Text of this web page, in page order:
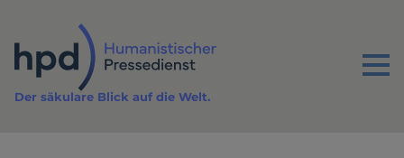
Inhalt
Menu
Der säkulare Blick auf die Welt.